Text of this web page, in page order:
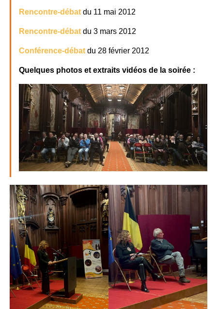
Rencontre-débat du 11 mai 2012
Rencontre-débat du 3 mars 2012
Conférence-débat du 28 février 2012
Quelques photos et extraits vidéos de la soirée :